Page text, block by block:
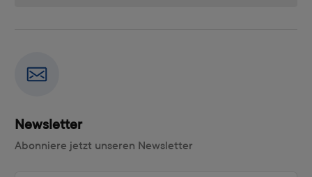
Newsletter
Abonniere jetzt unseren Newsletter